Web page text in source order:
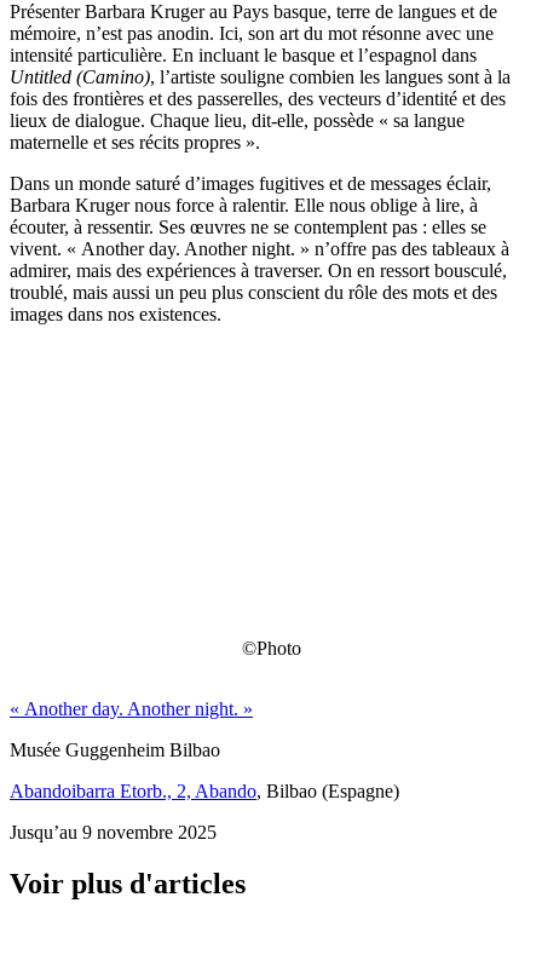
Présenter Barbara Kruger au Pays basque, terre de langues et de
mémoire, n’est pas anodin. Ici, son art du mot résonne avec une
intensité particulière. En incluant le basque et l’espagnol dans
Untitled (Camino), l’artiste souligne combien les langues sont à la
fois des frontières et des passerelles, des vecteurs d’identité et des
lieux de dialogue. Chaque lieu, dit-elle, possède « sa langue
maternelle et ses récits propres ».
Dans un monde saturé d’images fugitives et de messages éclair,
Barbara Kruger nous force à ralentir. Elle nous oblige à lire, à
écouter, à ressentir. Ses œuvres ne se contemplent pas : elles se
vivent. « Another day. Another night. » n’offre pas des tableaux à
admirer, mais des expériences à traverser. On en ressort bousculé,
troublé, mais aussi un peu plus conscient du rôle des mots et des
images dans nos existences.
©Photo
« Another day. Another night. »
Musée Guggenheim Bilbao
Abandoibarra Etorb., 2, Abando, Bilbao (Espagne)
Jusqu’au 9 novembre 2025
Voir plus d'articles